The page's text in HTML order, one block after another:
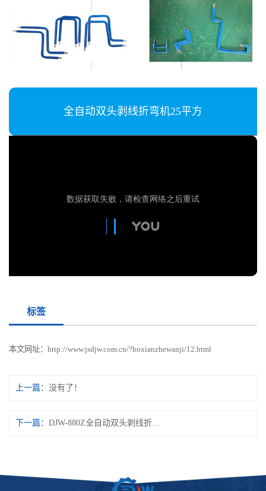
全自动双头剥线折弯机25平方
标签
本文网址： http://www.jsdjw.com.cn/?boxianzhewanji/12.html
上一篇： 没有了！
下一篇：